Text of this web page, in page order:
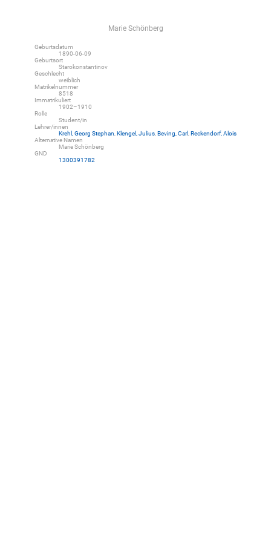
Marie Schönberg
Geburtsdatum
1890-06-09
Geburtsort
Starokonstantinov
Geschlecht
weiblich
Matrikelnummer
8518
Immatrikuliert
1902–1910
Rolle
Student/in
Lehrer/innen
Krehl, Georg Stephan Klengel, Julius Beving, Carl Reckendorf, Alois
Alternative Namen
Marie Schönberg
GND
1300391782